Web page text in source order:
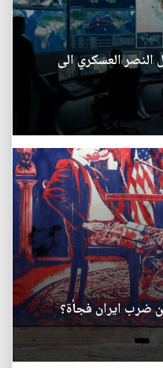
تحول النصر العسكري الى
ضرب ايران فجأة؟